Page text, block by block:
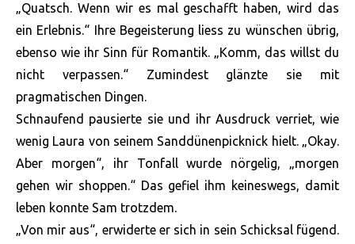
„Quatsch. Wenn wir es mal geschafft haben, wird das
ein Erlebnis.“ Ihre Begeisterung liess zu wünschen übrig,
ebenso wie ihr Sinn für Romantik. „Komm, das willst du
nicht verpassen.“ Zumindest glänzte sie mit
pragmatischen Dingen.
Schnaufend pausierte sie und ihr Ausdruck verriet, wie
wenig Laura von seinem Sanddünenpicknick hielt. „Okay.
Aber morgen“, ihr Tonfall wurde nörgelig, „morgen
gehen wir shoppen.“ Das gefiel ihm keineswegs, damit
leben konnte Sam trotzdem.
„Von mir aus“, erwiderte er sich in sein Schicksal fügend.